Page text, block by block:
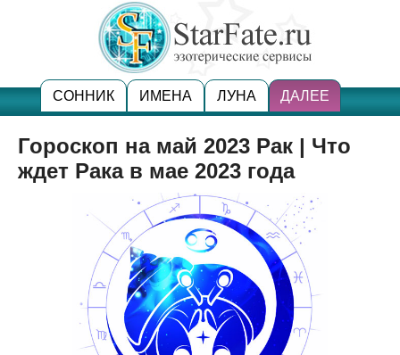
СОННИК ИМЕНА ЛУНА ДАЛЕЕ
Гороскоп на май 2023 Рак | Что
ждет Рака в мае 2023 года